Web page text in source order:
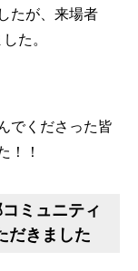
たが、来場者
た。
でくださった皆
！！
ミュニティ
だきました